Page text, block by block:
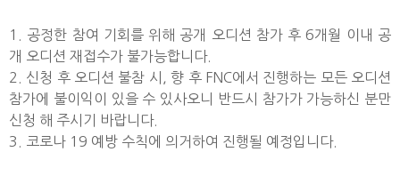
1. 공정한 참여 기회를 위해 공개 오디션 참가 후 6개월 이내 공
개 오디션 재접수가 불가능합니다.
2. 신청 후 오디션 불참 시, 향 후 FNC에서 진행하는 모든 오디션
참가에 불이익이 있을 수 있사오니 반드시 참가가 가능하신 분만
신청 해 주시기 바랍니다.
3. 코로나 19 예방 수칙에 의거하여 진행될 예정입니다.